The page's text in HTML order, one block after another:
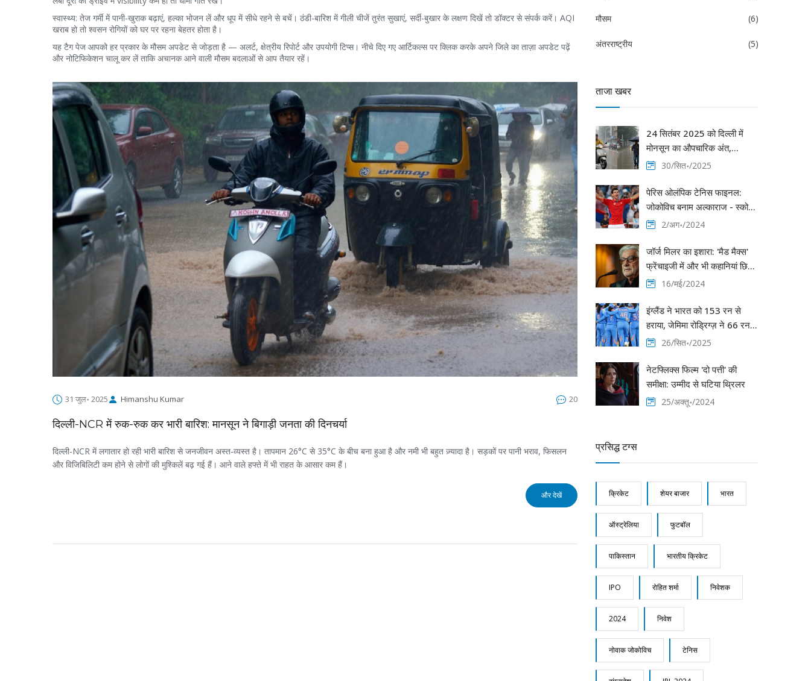
स्वास्थ्य: तेज गर्मी में पानी-खुराक बढ़ाएं, हल्का भोजन लें और धूप में सीधे रहने से बचें। ठंडी-बारिश में गीली चीजें तुरंत सुखाएं, सर्दी-बुखार के लक्षण दिखें तो डॉक्टर से संपर्क करें। AQI
खराब हो तो श्वसन रोगियों को घर पर रहना बेहतर होता है।
यह टैग पेज आपको हर प्रकार के मौसम अपडेट से जोड़ता है — अलर्ट, क्षेत्रीय रिपोर्ट और उपयोगी टिप्स। नीचे दिए गए आर्टिकल्स पर क्लिक करके अपने जिले का ताज़ा अपडेट पढ़ें
और नोटिफिकेशन चालू कर लें ताकि अचानक आने वाली मौसम बदलाओं से आप तैयार रहें।
31 जुल॰ 2025 Himanshu Kumar 20
दिल्ली-NCR में रुक-रुक कर भारी बारिश: मानसून ने बिगाड़ी जनता की दिनचर्या
दिल्ली-NCR में लगातार हो रही भारी बारिश से जनजीवन अस्त-व्यस्त है। तापमान 26°C से 35°C के बीच बना हुआ है और नमी भी बहुत ज़्यादा है। सड़कों पर पानी भराव, फिसलन
और विजिबिलिटी कम होने से लोगों की मुश्किलें बढ़ गई हैं। आने वाले हफ्ते में भी राहत के आसार कम हैं।
और देखें
मौसम (6)
अंतरराष्ट्रीय (5)
ताजा खबर
24 सितंबर 2025 को दिल्ली में
मोनसून का औपचारिक अंत,
300 mm से अधिक वर्षा ने लाया
30/सित॰/2025
पेरिस ओलंपिक टेनिस फाइनल:
जोकोविच बनाम अल्काराज - स्कोर,
रिपोर्ट और मुख्य आकर्षण
2/अग॰/2024
जॉर्ज मिलर का इशारा: 'मैड मैक्स'
फ्रेंचाइजी में और भी कहानियां छिपी
हैं, 'फ्यूरियोसा' के प्रदर्शन पर निर्भर
16/मई/2024
इंग्लैंड ने भारत को 153 रन से
हराया, जेमिमा रोड्रिग्ज़ ने 66 रन
बनाकर दिलाया आशा
26/सित॰/2025
नेटफ्लिक्स फिल्म 'दो पत्ती' की
समीक्षा: उम्मीद से घटिया थ्रिलर
25/अक्तू॰/2024
प्रसिद्ध टग्स
क्रिकेट शेयर बाजार भारत
ऑस्ट्रेलिया फुटबॉल
पाकिस्तान भारतीय क्रिकेट
IPO रोहित शर्मा निवेशक
2024 निवेश
नोवाक जोकोविच टेनिस